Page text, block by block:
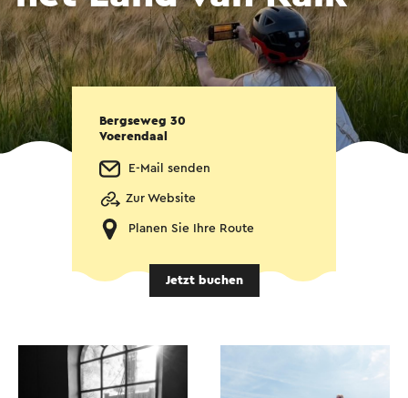
Bergseweg 30
Voerendaal
E-Mail senden
Zur Website
Planen Sie Ihre Route
Jetzt buchen